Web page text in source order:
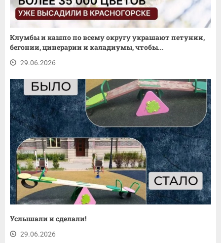
Клумбы и кашпо по всему округу украшают петунии,
бегонии, цинерарии и каладиумы, чтобы...
29.06.2026
Услышали и сделали!
29.06.2026